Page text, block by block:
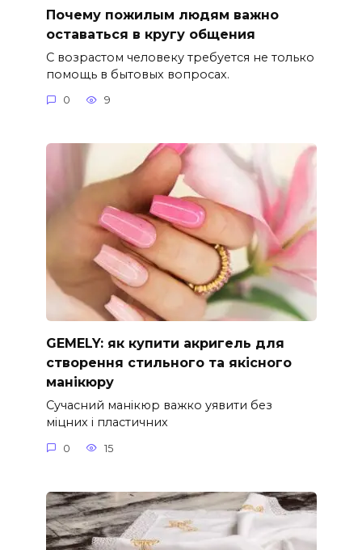
Почему пожилым людям важно
оставаться в кругу общения
С возрастом человеку требуется не только
помощь в бытовых вопросах.
0 9
GEMELY: як купити акригель для
створення стильного та якісного
манікюру
Сучасний манікюр важко уявити без
міцних і пластичних
0 15